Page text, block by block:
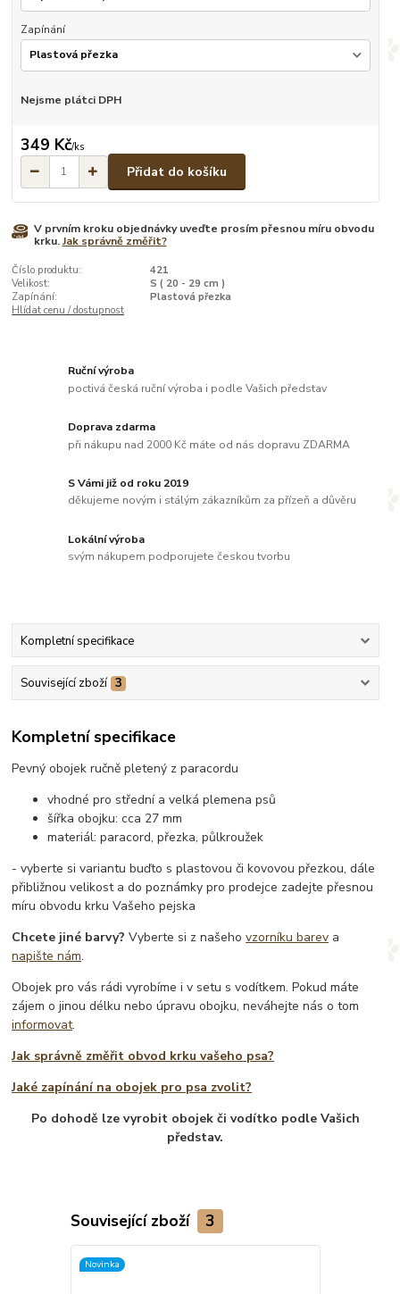
Zapínání
Nejsme plátci DPH
349 Kč/ks
Přidat do košíku
V prvním kroku objednávky uveďte prosím přesnou míru obvodu
krku.Jak správně změřit?
Číslo produktu:
421
Velikost:
S ( 20 - 29 cm )
Zapínání:
Plastová přezka
Hlídat cenu / dostupnost
Ruční výroba
poctivá česká ruční výroba i podle Vašich představ
Doprava zdarma
při nákupu nad 2000 Kč máte od nás dopravu ZDARMA
S Vámi již od roku 2019
děkujeme novým i stálým zákazníkům za přízeň a důvěru
Lokální výroba
svým nákupem podporujete českou tvorbu
Kompletní specifikace
Související zboží 3
Kompletní specifikace
Pevný obojek ručně pletený z paracordu
vhodné pro střední a velká plemena psů
šířka obojku: cca 27 mm
materiál: paracord, přezka, půlkroužek
- vyberte si variantu buďto s plastovou či kovovou přezkou, dále
přibližnou velikost a do poznámky pro prodejce zadejte přesnou
míru obvodu krku Vašeho pejska
Chcete jiné barvy? Vyberte si z našehovzorníku barev a
napište nám.
Obojek pro vás rádi vyrobíme i v setu s vodítkem. Pokud máte
zájem o jinou délku nebo úpravu obojku, neváhejte nás o tom
informovat.
Jak správně změřit obvod krku vašeho psa?
Jaké zapínání na obojek pro psa zvolit?
Po dohodě lze vyrobit obojek či vodítko podle Vašich
představ.
Související zboží 3
Novinka